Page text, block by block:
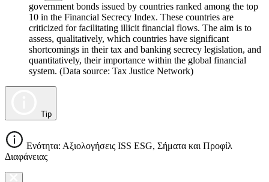
government bonds issued by countries ranked among the top
10 in the Financial Secrecy Index. These countries are
criticized for facilitating illicit financial flows. The aim is to
assess, qualitatively, which countries have significant
shortcomings in their tax and banking secrecy legislation, and
quantitatively, their importance within the global financial
system. (Data source: Tax Justice Network)
Tip
Ενότητα: Αξιολογήσεις ISS ESG, Σήματα και Προφίλ
Διαφάνειας